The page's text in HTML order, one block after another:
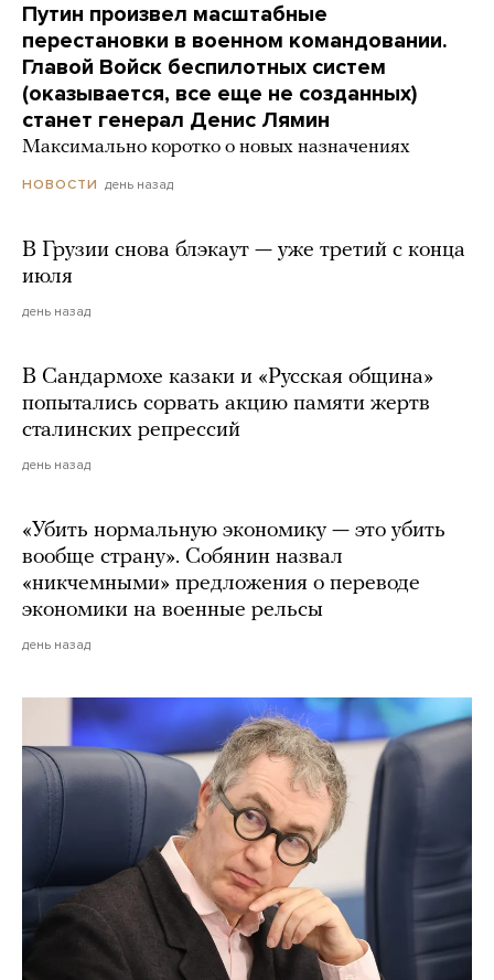
Путин произвел масштабные
перестановки в военном командовании.
Главой Войск беспилотных систем
(оказывается, все еще не созданных)
станет генерал Денис Лямин
Максимально коротко о новых назначениях
НОВОСТИ день назад
В Грузии снова блэкаут — уже третий с конца
июля
день назад
В Сандармохе казаки и «Русская община»
попытались сорвать акцию памяти жертв
сталинских репрессий
день назад
«Убить нормальную экономику — это убить
вообще страну». Собянин назвал
«никчемными» предложения о переводе
экономики на военные рельсы
день назад